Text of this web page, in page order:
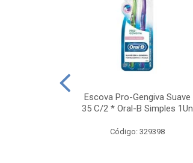
Escova Pro-Gengiva Suave
35 C/2 * Oral-B Simples 1Un
Código: 329398